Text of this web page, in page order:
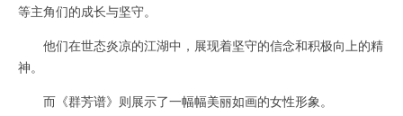
等主角们的成长与坚守。
他们在世态炎凉的江湖中，展现着坚守的信念和积极向上的精
神。
而《群芳谱》则展示了一幅幅美丽如画的女性形象。